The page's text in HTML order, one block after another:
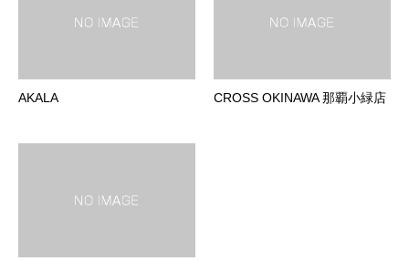
AKALA CROSS OKINAWA 那覇小緑店